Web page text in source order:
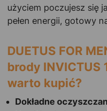
użyciem poczujesz się
pełen energii, gotowy
DUETUS FOR
brody INVICTUS
warto kupić?
Dokładne